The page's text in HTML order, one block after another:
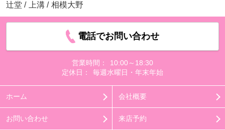
辻堂 / 上溝 / 相模大野
電話でお問い合わせ
営業時間：
10:00～18:30
定休日：
毎週水曜日・年末年始
ホーム 会社概要
お問い合わせ 来店予約